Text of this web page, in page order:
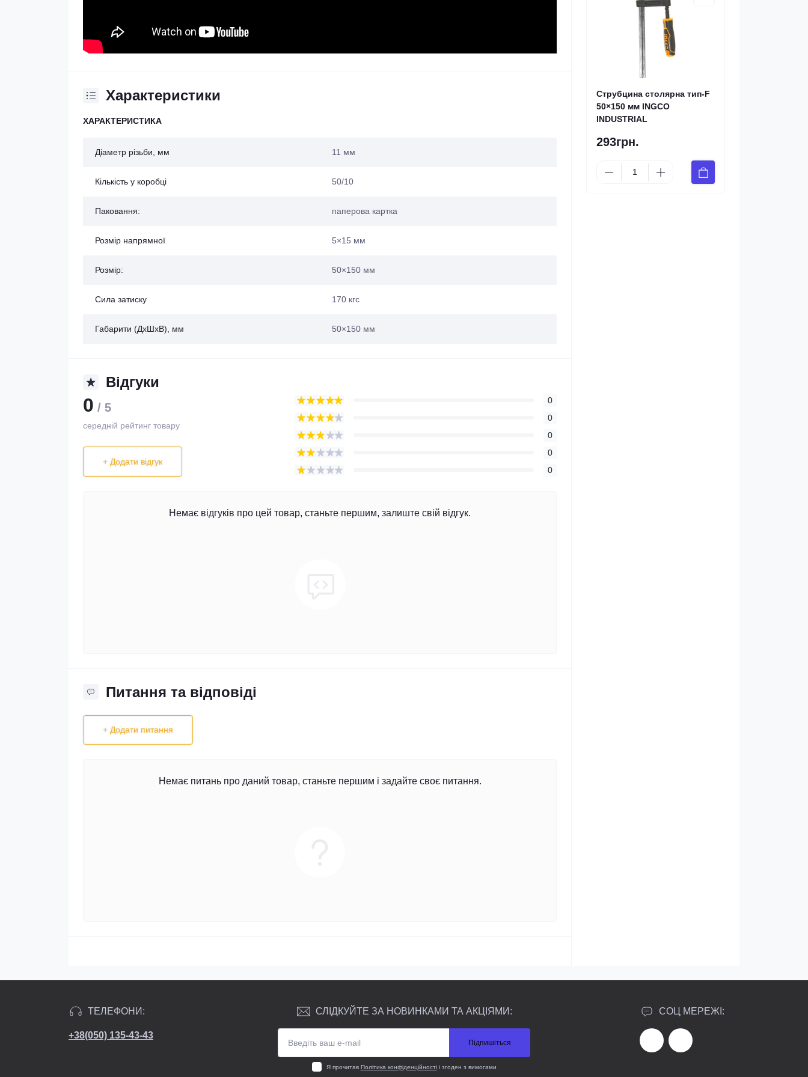
Характеристики
ХАРАКТЕРИСТИКА
Діаметр різьби, мм 11 мм
Кількість у коробці 50/10
Паковання: паперова картка
Розмір напрямної 5×15 мм
Розмір: 50×150 мм
Сила затиску 170 кгс
Габарити (ДхШхВ), мм 50×150 мм
Відгуки
0 / 5
середній рейтинг товару
+ Додати відгук
0
0
0
0
0
Немає відгуків про цей товар, станьте першим, залиште свій відгук.
Питання та відповіді
+ Додати питання
Немає питань про даний товар, станьте першим і задайте своє питання.
Струбцина столярна тип-F
50×150 мм INGCO
INDUSTRIAL
293грн.
ТЕЛЕФОНИ:
+38(050) 135-43-43
СОЦ МЕРЕЖІ:
СЛІДКУЙТЕ ЗА НОВИНКАМИ ТА АКЦІЯМИ:
Підпишіться
Я прочитав Політика конфіденційностіі згоден з вимогами